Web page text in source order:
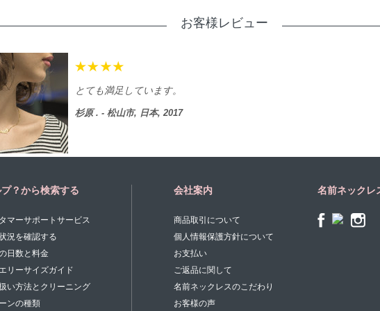
お客様レビュー
とても満足しています。
杉原 . - 松山市, 日本, 2017
？から検索する
マーサポートサービス
況を確認する
日数と料金
リーサイズガイド
い方法とクリーニング
ンの種類
会社案内
商品取引について
個人情報保護方針について
お支払い
ご返品に関して
名前ネックレスのこだわり
お客様の声
名前ネックレ